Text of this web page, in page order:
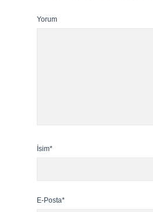
Yorum
İsim*
E-Posta*